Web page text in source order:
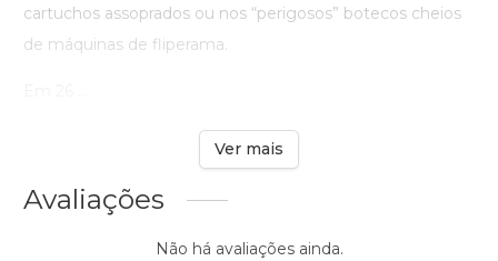
cartuchos assoprados ou nos “perigosos” botecos cheios
de máquinas de fliperama.
Ver mais
Avaliações
Não há avaliações ainda.